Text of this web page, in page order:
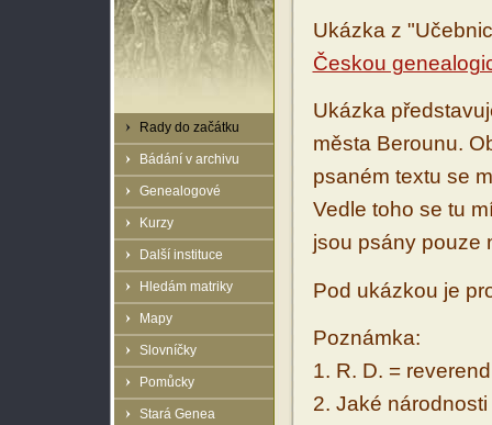
Rady do začátku
Bádání v archivu
Genealogové
Kurzy
Další instituce
Hledám matriky
Mapy
Slovníčky
Pomůcky
Stará Genea
Ukázka z
Českou
Ukázka
města Berounu.
psaném textu se
Vedle toho se tu
jsou psány pouze
Pod ukázkou je
Poznámka:
1. R. D. =
2. Jaké